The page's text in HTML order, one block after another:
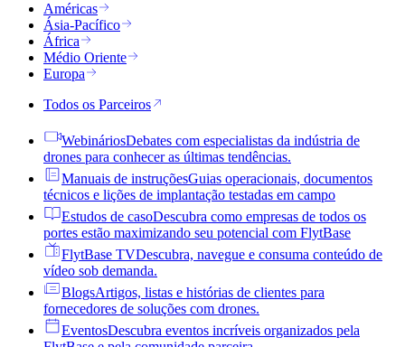
Américas
Ásia-Pacífico
África
Médio Oriente
Europa
Todos os Parceiros
WebináriosDebates com especialistas da indústria de
drones para conhecer as últimas tendências.
Manuais de instruçõesGuias operacionais, documentos
técnicos e lições de implantação testadas em campo
Estudos de casoDescubra como empresas de todos os
portes estão maximizando seu potencial com FlytBase
FlytBase TVDescubra, navegue e consuma conteúdo de
vídeo sob demanda.
BlogsArtigos, listas e histórias de clientes para
fornecedores de soluções com drones.
EventosDescubra eventos incríveis organizados pela